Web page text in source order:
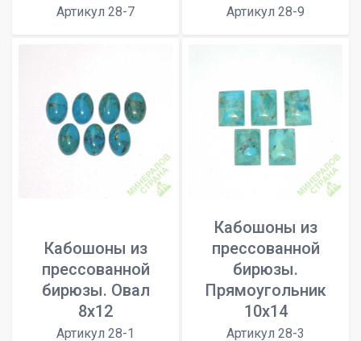
Артикул 28-7 Артикул 28-9
Кабошоны из
прессованной
бирюзы. Овал
8x12
Артикул 28-1
Кабошоны из
прессованной
бирюзы.
Прямоугольник
10х14
Артикул 28-3